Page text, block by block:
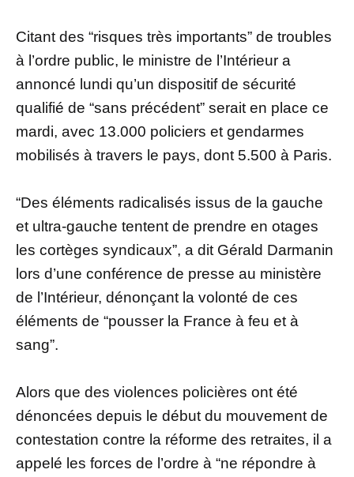
Citant des “risques très importants” de troubles
à l’ordre public, le ministre de l’Intérieur a
annoncé lundi qu’un dispositif de sécurité
qualifié de “sans précédent” serait en place ce
mardi, avec 13.000 policiers et gendarmes
mobilisés à travers le pays, dont 5.500 à Paris.
“Des éléments radicalisés issus de la gauche
et ultra-gauche tentent de prendre en otages
les cortèges syndicaux”, a dit Gérald Darmanin
lors d’une conférence de presse au ministère
de l’Intérieur, dénonçant la volonté de ces
éléments de “pousser la France à feu et à
sang”.
Alors que des violences policières ont été
dénoncées depuis le début du mouvement de
contestation contre la réforme des retraites, il a
appelé les forces de l’ordre à “ne répondre à